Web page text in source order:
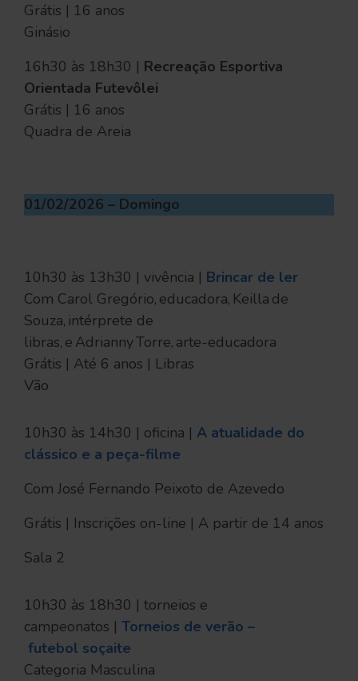
Grátis | 16 anos
Ginásio
16h30 às 18h30 | Recreação Esportiva
Orientada Futevôlei
Grátis | 16 anos
Quadra de Areia
01/02/2026 – Domingo
10h30 às 13h30 | vivência | Brincar de ler
Com Carol Gregório, educadora, Keilla de
Souza, intérprete de
libras, e Adrianny Torre, arte-educadora
Grátis | Até 6 anos | Libras
Vão
10h30 às 14h30 | oficina | A atualidade do
clássico e a peça-filme
Com José Fernando Peixoto de Azevedo
Grátis | Inscrições on-line | A partir de 14 anos
Sala 2
10h30 às 18h30 | torneios e
campeonatos | Torneios de verão –
futebol soçaite
Categoria Masculina